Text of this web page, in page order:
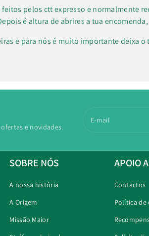
feitos pelos ctt expresso e normalmente
é altura de abrires a tua
e para nós é muito importante deixa
e novidades.
E-mail
SOBRE NÓS
A nossa história
A Origem
Missão Maior
APOIO
Contactos
Política de